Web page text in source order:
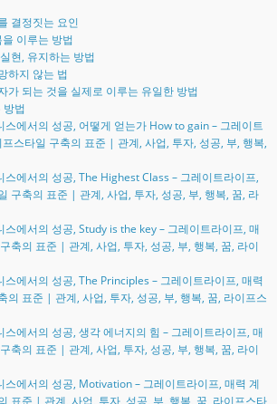
결정짓는 요인
이루는 방법
현, 유지하는 방법
하지 않는 법
되는 것을 실제로 이루는 유일한 방법
방법
스에서의 성공, 어떻게 얻는가 How to gain – 그레이트
스타일 구축의 표준 | 관계, 사업, 투자, 성공, 부, 행복,
스에서의 성공, The Highest Class – 그레이트라이프,
구축의 표준 | 관계, 사업, 투자, 성공, 부, 행복, 꿈, 라
스에서의 성공, Study is the key – 그레이트라이프, 매
축의 표준 | 관계, 사업, 투자, 성공, 부, 행복, 꿈, 라이
스에서의 성공, The Principles – 그레이트라이프, 매력
의 표준 | 관계, 사업, 투자, 성공, 부, 행복, 꿈, 라이프스
에서의 성공, 생각 에너지의 힘 – 그레이트라이프, 매
축의 표준 | 관계, 사업, 투자, 성공, 부, 행복, 꿈, 라이
스에서의 성공, Motivation – 그레이트라이프, 매력 계
표준 | 관계, 사업, 투자, 성공, 부, 행복, 꿈, 라이프스타